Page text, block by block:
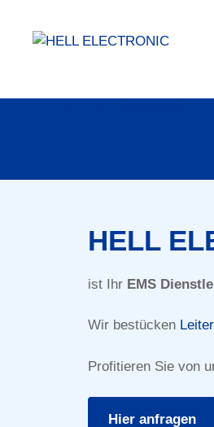
springen
HELL
ist Ihr EMS
Wir bestücken
Profitieren Sie von
Hier anfragen